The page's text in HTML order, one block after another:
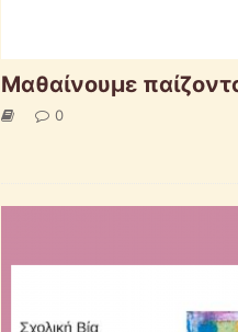
Μαθαίνουμε
0